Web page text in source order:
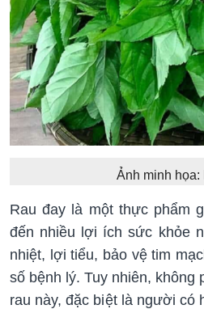
Ảnh minh họa:
Rau đay là một thực phẩm
đến nhiều lợi ích sức khỏe
nhiệt, lợi tiểu, bảo vệ tim
số bệnh lý. Tuy nhiên, không
rau này, đặc biệt là người có